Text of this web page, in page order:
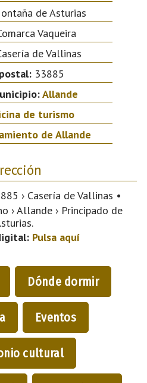
de Asturias
Vaqueira
de Vallinas
33885
Allande
de turismo
de Allande
› Casería de Vallinas •
› Allande › Principado de
Pulsa aquí
Dónde dormir
Eventos
cultural